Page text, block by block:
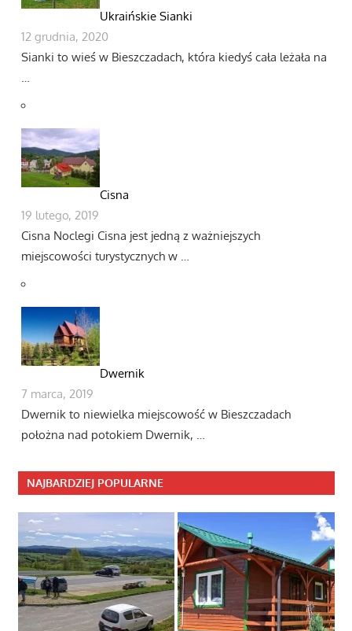
Ukraińskie Sianki
12 grudnia, 2020
Sianki to wieś w Bieszczadach, która kiedyś cała leżała na
…
Cisna
19 lutego, 2019
Cisna Noclegi Cisna jest jedną z ważniejszych
miejscowości turystycznych w …
Dwernik
7 marca, 2019
Dwernik to niewielka miejscowość w Bieszczadach
położna nad potokiem Dwernik, …
NAJBARDZIEJ POPULARNE